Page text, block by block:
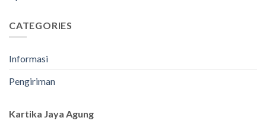
CATEGORIES
Informasi
Pengiriman
Kartika Jaya Agung